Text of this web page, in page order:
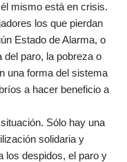
mismo está en crisis.
los que pierdan
Estado de Alarma, o
del paro, la pobreza o
una forma del sistema
a hacer beneficio a
Sólo hay una
solidaria y
los despidos, el paro y